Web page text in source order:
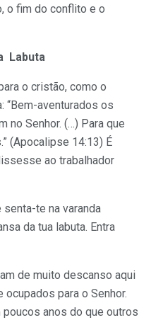
o fim do conflito e o
Labuta
o cristão, como o
“Bem-aventurados os
no Senhor. (…) Para que
(Apocalipse 14:13) É
ao trabalhador
te na varanda
da tua labuta. Entra
de muito descanso aqui
para o Senhor.
anos do que outros